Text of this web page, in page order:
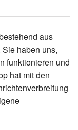
aus
haben uns,
funktionieren und
hat mit den